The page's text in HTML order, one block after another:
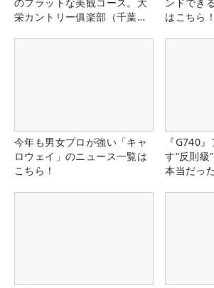
栄カントリー俱楽部（千葉
はこちら！
今年も男女プロが強い「キャ
ロウェイ」のニュース一覧は
こちら！
『G740
す“反則級
本当だっ